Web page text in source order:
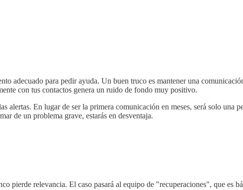
adecuado para pedir ayuda. Un buen truco es mantener una
con tus contactos genera un ruido de fondo muy positivo.
alertas. En lugar de ser la primera comunicación en meses, será solo una
de un problema grave, estarás en desventaja.
pierde relevancia. El caso pasará al equipo de "recuperaciones", que es